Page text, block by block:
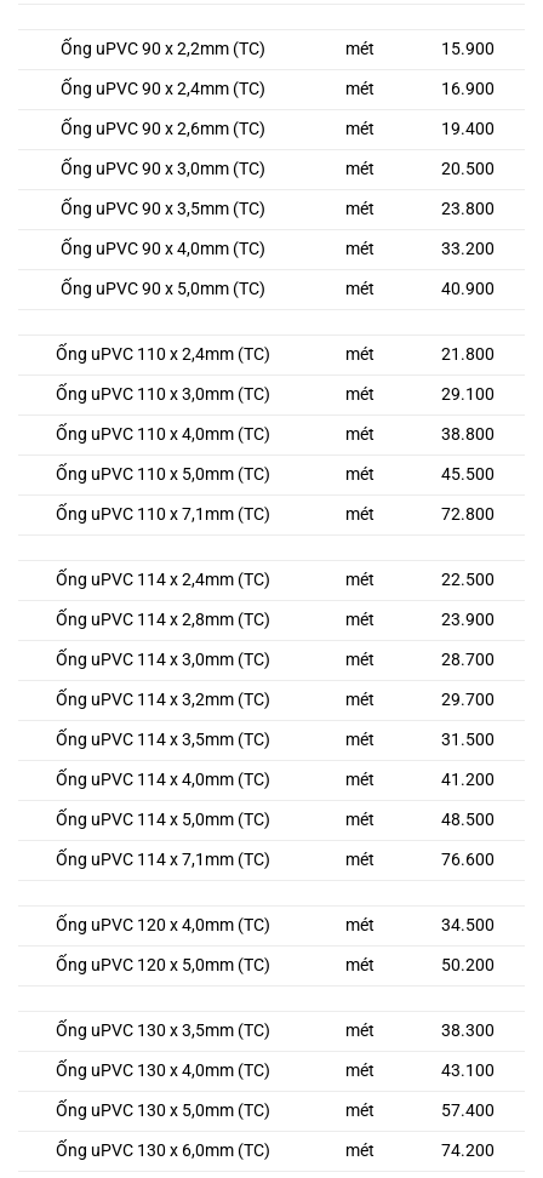
Ống uPVC 90 x 2,2mm (TC) mét
15.900
Ống uPVC 90 x 2,4mm (TC)
mét
16.900
Ống uPVC 90 x 2,6mm (TC)
mét
19.400
Ống uPVC 90 x 3,0mm (TC)
mét
20.500
Ống uPVC 90 x 3,5mm (TC)
mét
23.800
Ống uPVC 90 x 4,0mm (TC)
mét
33.200
Ống uPVC 90 x 5,0mm (TC)
mét 40.900
Ống uPVC 110 x 2,4mm (TC) mét
21.800
Ống uPVC 110 x 3,0mm (TC)
mét
29.100
Ống uPVC 110 x 4,0mm (TC)
mét
38.800
Ống uPVC 110 x 5,0mm (TC)
mét
45.500
Ống uPVC 110 x 7,1mm (TC)
mét 72.800
Ống uPVC 114 x 2,4mm (TC) mét
22.500
Ống uPVC 114 x 2,8mm (TC)
mét
23.900
Ống uPVC 114 x 3,0mm (TC)
mét
28.700
Ống uPVC 114 x 3,2mm (TC)
mét
29.700
Ống uPVC 114 x 3,5mm (TC)
mét
31.500
Ống uPVC 114 x 4,0mm (TC)
mét
41.200
Ống uPVC 114 x 5,0mm (TC)
mét
48.500
Ống uPVC 114 x 7,1mm (TC)
mét 76.600
Ống uPVC 120 x 4,0mm (TC) mét
34.500
Ống uPVC 120 x 5,0mm (TC)
mét 50.200
Ống uPVC 130 x 3,5mm (TC) mét
38.300
Ống uPVC 130 x 4,0mm (TC)
mét
43.100
Ống uPVC 130 x 5,0mm (TC)
mét
57.400
Ống uPVC 130 x 6,0mm (TC)
mét 74.200